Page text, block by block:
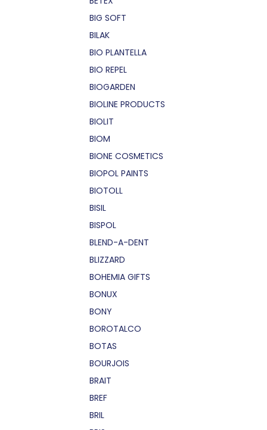
BIG SOFT
BILAK
BIO PLANTELLA
BIO REPEL
BIOGARDEN
BIOLINE PRODUCTS
BIOLIT
BIOM
BIONE COSMETICS
BIOPOL PAINTS
BIOTOLL
BISIL
BISPOL
BLEND-A-DENT
BLIZZARD
BOHEMIA GIFTS
BONUX
BONY
BOROTALCO
BOTAS
BOURJOIS
BRAIT
BREF
BRIL